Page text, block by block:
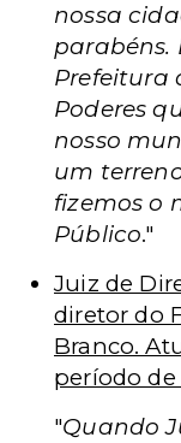
nossa
parabéns.
Prefeitura
Poderes
nosso
um
fizemos o
Público."
Juiz de
diretor do
Branco.
período de
"Quando